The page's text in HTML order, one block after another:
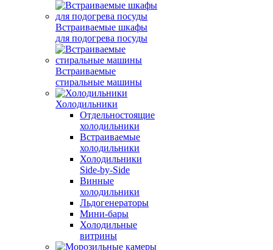
Встраиваемые шкафы
для подогрева посуды
Встраиваемые
стиральные машины
Холодильники
Отдельностоящие
холодильники
Встраиваемые
холодильники
Холодильники
Side-by-Side
Винные
холодильники
Льдогенераторы
Мини-бары
Холодильные
витрины